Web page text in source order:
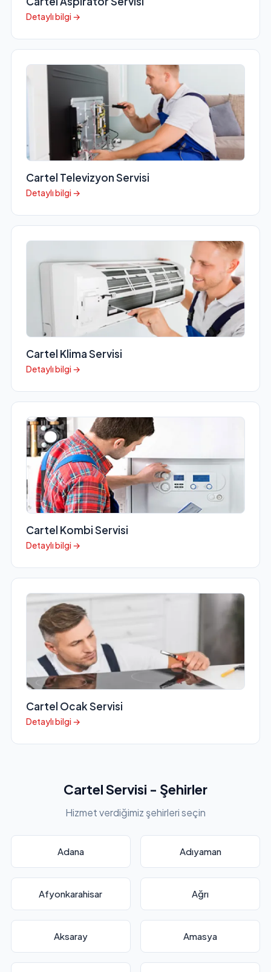
Detaylı bilgi →
Cartel Televizyon Servisi
Detaylı bilgi →
Cartel Klima Servisi
Detaylı bilgi →
Cartel Kombi Servisi
Detaylı bilgi →
Cartel Ocak Servisi
Detaylı bilgi →
Cartel Servisi - Şehirler
Hizmet verdiğimiz şehirleri seçin
Adana Adıyaman
Afyonkarahisar Ağrı
Aksaray Amasya